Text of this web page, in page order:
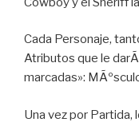
Cada Personaje,
Atributos que le
marcadas»:
Una vez por Partida,